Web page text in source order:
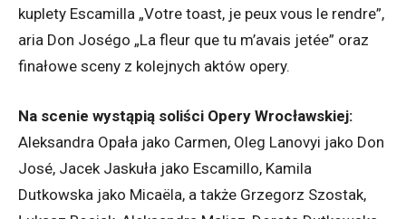
kuplety Escamilla „Votre toast, je peux vous le rendre”,
aria Don Joségo „La fleur que tu m’avais jetée” oraz
finałowe sceny z kolejnych aktów opery.
Na scenie wystąpią soliści Opery Wrocławskiej:
Aleksandra Opała jako Carmen, Oleg Lanovyi jako Don
José, Jacek Jaskuła jako Escamillo, Kamila
Dutkowska jako Micaëla, a także Grzegorz Szostak,